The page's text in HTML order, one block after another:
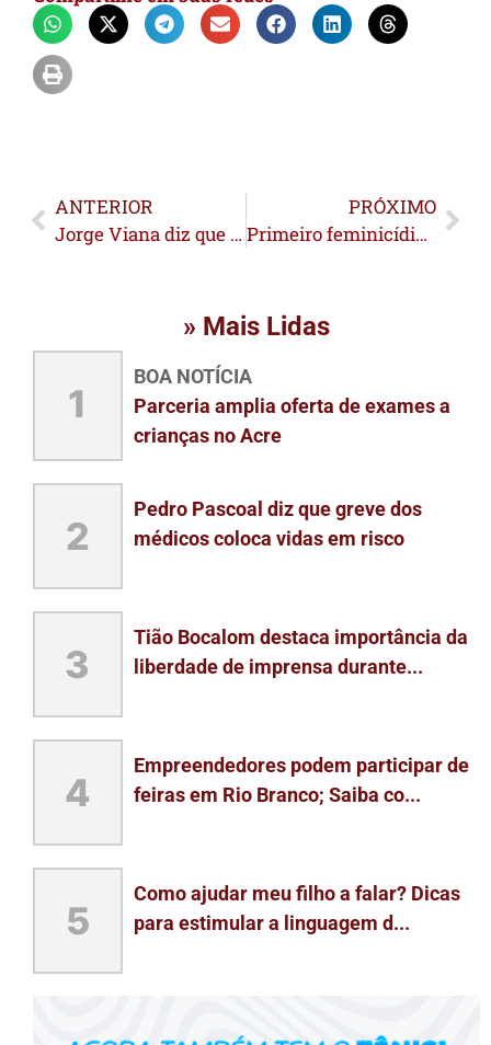
ANTERIOR
Jorge Viana diz que baixou tom em respeito à situação de Gladson Cameli: “Não queria uma sorte dessas pra ele”
PRÓXIMO
Primeiro feminicídio de 2026 reforça alerta sobre alta da violência contra mulheres no Acre
» Mais Lidas
1
BOA NOTÍCIA
Parceria amplia oferta de exames a
crianças no Acre
2
Pedro Pascoal diz que greve dos
médicos coloca vidas em risco
3
Tião Bocalom destaca importância da
liberdade de imprensa durante...
4
Empreendedores podem participar de
feiras em Rio Branco; Saiba co...
5
Como ajudar meu filho a falar? Dicas
para estimular a linguagem d...